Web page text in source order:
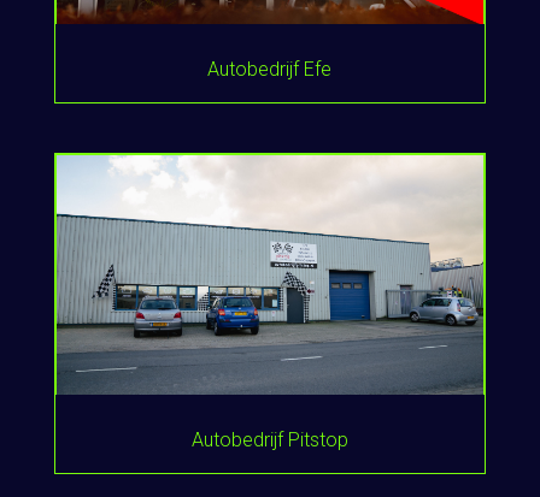
Autobedrijf Efe
Autobedrijf Pitstop